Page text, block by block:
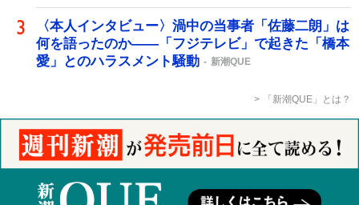
〈本人インタビュー〉渦中の当事者「佐藤二朗」は
何を語ったのか――「フジテレビ」で起きた「橋本
愛」とのハラスメント騒動
新潮QUE
「新潮QUE」とは？